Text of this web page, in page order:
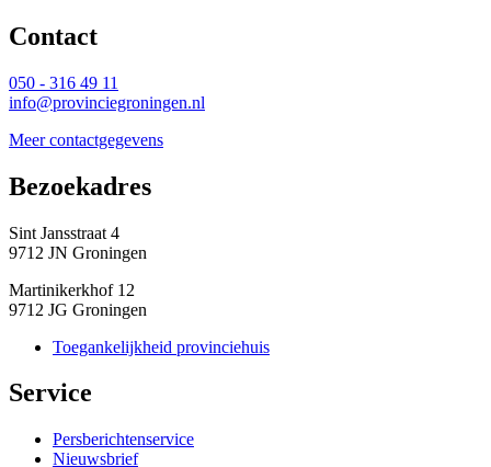
Contact
050 - 316 49 11
info@provinciegroningen.nl
Meer contactgegevens
Bezoekadres
Sint Jansstraat 4
9712 JN Groningen
Martinikerkhof 12
9712 JG Groningen
Toegankelijkheid provinciehuis
Service
Persberichtenservice
Nieuwsbrief